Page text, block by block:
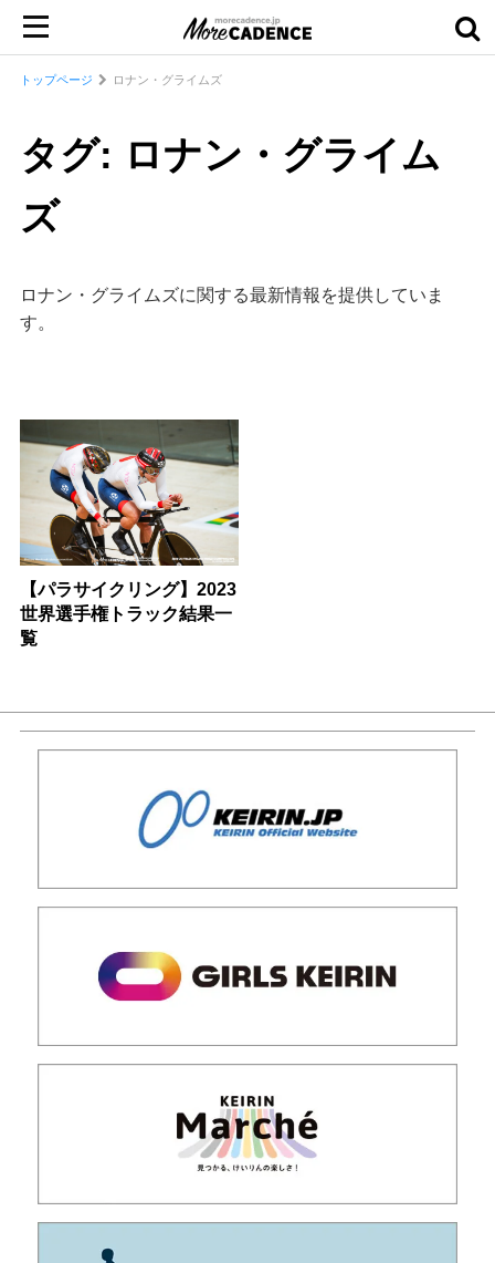
トップページ ロナン・グライムズ
タグ: ロナン・グライム
ズ
ロナン・グライムズに関する最新情報を提供していま
す。
【パラサイクリング】2023
世界選手権トラック結果一
覧